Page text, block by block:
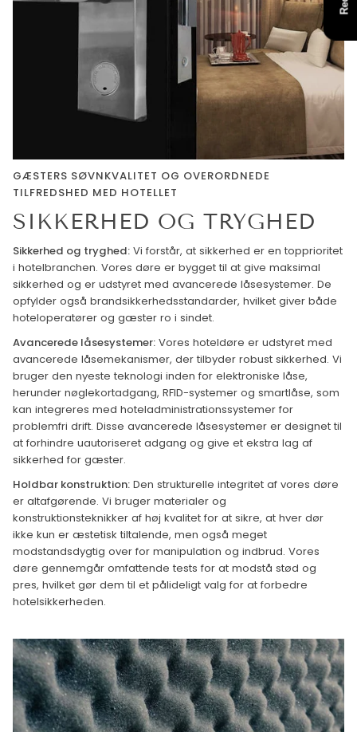
GÆSTERS SØVNKVALITET OG OVERORDNEDE
TILFREDSHED MED HOTELLET
SIKKERHED OG TRYGHED
Sikkerhed og tryghed: Vi forstår, at sikkerhed er en topprioritet
i hotelbranchen. Vores døre er bygget til at give maksimal
sikkerhed og er udstyret med avancerede låsesystemer. De
opfylder også brandsikkerhedsstandarder, hvilket giver både
hoteloperatører og gæster ro i sindet.
Avancerede låsesystemer: Vores hoteldøre er udstyret med
avancerede låsemekanismer, der tilbyder robust sikkerhed. Vi
bruger den nyeste teknologi inden for elektroniske låse,
herunder nøglekortadgang, RFID-systemer og smartlåse, som
kan integreres med hoteladministrationssystemer for
problemfri drift. Disse avancerede låsesystemer er designet til
at forhindre uautoriseret adgang og give et ekstra lag af
sikkerhed for gæster.
Holdbar konstruktion: Den strukturelle integritet af vores døre
er altafgørende. Vi bruger materialer og
konstruktionsteknikker af høj kvalitet for at sikre, at hver dør
ikke kun er æstetisk tiltalende, men også meget
modstandsdygtig over for manipulation og indbrud. Vores
døre gennemgår omfattende tests for at modstå stød og
pres, hvilket gør dem til et pålideligt valg for at forbedre
hotelsikkerheden.